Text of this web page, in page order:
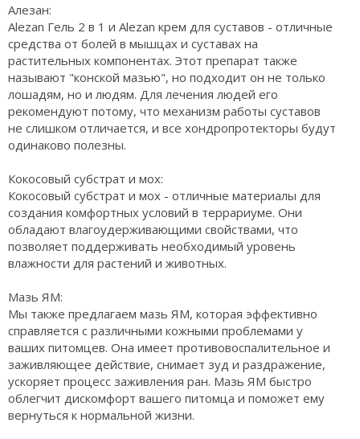
Алезан:
Alezan Гель 2 в 1 и Alezan крем для суставов - отличные
средства от болей в мышцах и суставах на
растительных компонентах. Этот препарат также
называют "конской мазью", но подходит он не только
лошадям, но и людям. Для лечения людей его
рекомендуют потому, что механизм работы суставов
не слишком отличается, и все хондропротекторы будут
одинаково полезны.
Кокосовый субстрат и мох:
Кокосовый субстрат и мох - отличные материалы для
создания комфортных условий в террариуме. Они
обладают влагоудерживающими свойствами, что
позволяет поддерживать необходимый уровень
влажности для растений и животных.
Мазь ЯМ:
Мы также предлагаем мазь ЯМ, которая эффективно
справляется с различными кожными проблемами у
ваших питомцев. Она имеет противовоспалительное и
заживляющее действие, снимает зуд и раздражение,
ускоряет процесс заживления ран. Мазь ЯМ быстро
облегчит дискомфорт вашего питомца и поможет ему
вернуться к нормальной жизни.